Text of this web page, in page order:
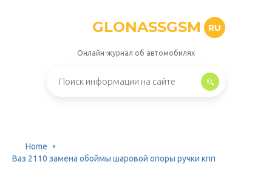
GLONASSGSM RU
Онлайн-журнал об автомобилях
Home
Ваз 2110 замена обоймы шаровой опоры ручки кпп